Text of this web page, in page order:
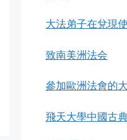
大法弟子在兌現
致南美洲法会
參加歐洲法會的
飛天大學中國古